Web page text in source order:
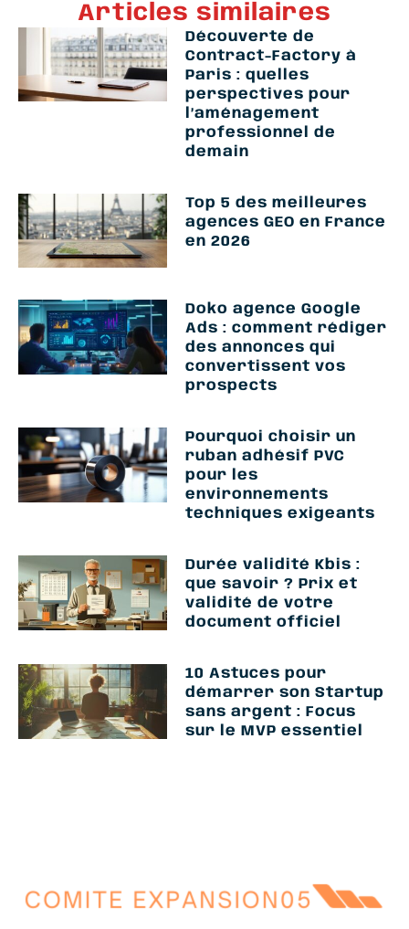
Articles similaires
Découverte de
Contract-Factory à
Paris : quelles
perspectives pour
l’aménagement
professionnel de
demain
Top 5 des meilleures
agences GEO en France
en 2026
Doko agence Google
Ads : comment rédiger
des annonces qui
convertissent vos
prospects
Pourquoi choisir un
ruban adhésif PVC
pour les
environnements
techniques exigeants
Durée validité Kbis :
que savoir ? Prix et
validité de votre
document officiel
10 Astuces pour
démarrer son Startup
sans argent : Focus
sur le MVP essentiel